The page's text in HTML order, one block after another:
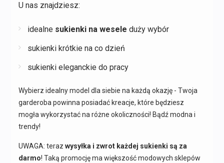
U nas znajdziesz:
idealne sukienki na wesele duży wybór
sukienki krótkie na co dzień
sukienki eleganckie do pracy
Wybierz idealny model dla siebie na każdą okazję - Twoja
garderoba powinna posiadać kreacje, które będziesz
mogła wykorzystać na różne okoliczności! Bądź modna i
trendy!
UWAGA: teraz wysyłka i zwrot każdej sukienki są za
darmo! Taką promocję ma większość modowych sklepów